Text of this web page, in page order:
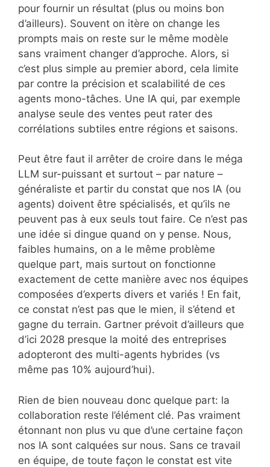
pour fournir un résultat (plus ou moins bon
d’ailleurs). Souvent on itère on change les
prompts mais on reste sur le même modèle
sans vraiment changer d’approche. Alors, si
c’est plus simple au premier abord, cela limite
par contre la précision et scalabilité de ces
agents mono-tâches. Une IA qui, par exemple
analyse seule des ventes peut rater des
corrélations subtiles entre régions et saisons.
Peut être faut il arrêter de croire dans le méga
LLM sur-puissant et surtout – par nature –
généraliste et partir du constat que nos IA (ou
agents) doivent être spécialisés, et qu’ils ne
peuvent pas à eux seuls tout faire. Ce n’est pas
une idée si dingue quand on y pense. Nous,
faibles humains, on a le même problème
quelque part, mais surtout on fonctionne
exactement de cette manière avec nos équipes
composées d’experts divers et variés ! En fait,
ce constat n’est pas que le mien, il s’étend et
gagne du terrain. Gartner prévoit d’ailleurs que
d’ici 2028 presque la moité des entreprises
adopteront des multi-agents hybrides (vs
même pas 10% aujourd’hui).
Rien de bien nouveau donc quelque part: la
collaboration reste l’élément clé. Pas vraiment
étonnant non plus vu que d’une certaine façon
nos IA sont calquées sur nous. Sans ce travail
en équipe, de toute façon le constat est vite